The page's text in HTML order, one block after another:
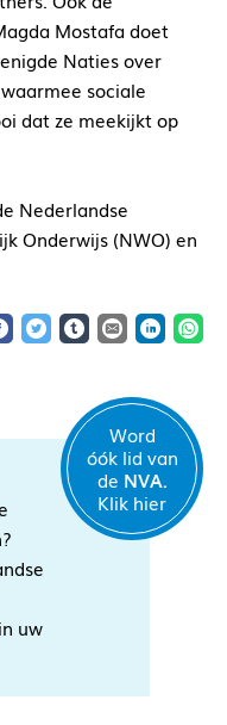
Mostafa doet
Naties over
sociale
dat ze meekijkt op
Nederlandse
Onderwijs (NWO) en
in uw
Word
óók lid van
de NVA.
Klik hier